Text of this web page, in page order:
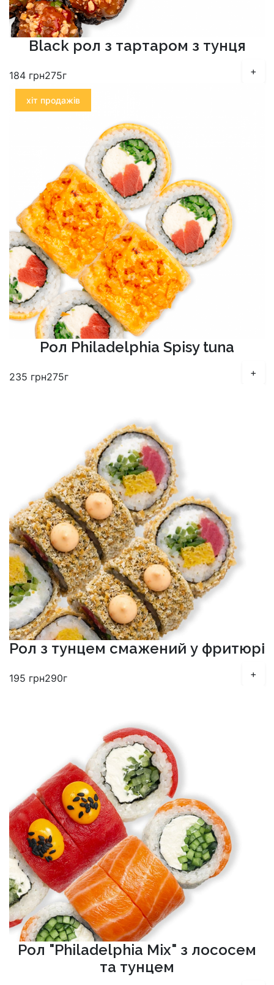
Black рол з тартаром з тунця
184 грн275г +
хіт продажів
Рол Philadelphia Spisy tuna
235 грн275г +
Рол з тунцем смажений у фритюрі
195 грн290г +
Рол "Philadelphia Mix" з лососем
та тунцем